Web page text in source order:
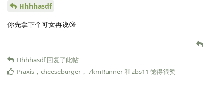
Hhhhasdf
你先拿下个可女再说😘
Hhhhasdf回复了此帖
Praxis ， cheeseburger ， 7kmRunner和 zbs11 觉得很赞